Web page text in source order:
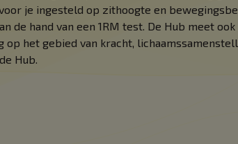
je ingesteld op zithoogte en
de hand van een 1RM test. De Hub meet
op het gebied van kracht,
Hub.